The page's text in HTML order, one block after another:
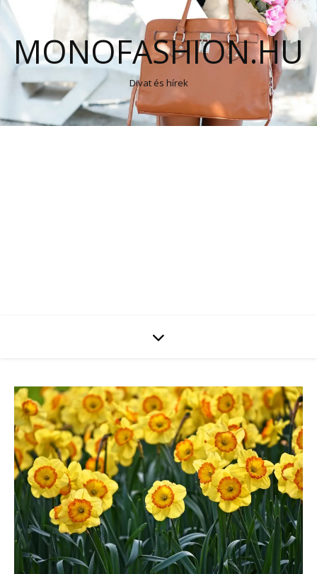
MONOFASHION.HU
Divat és hírek